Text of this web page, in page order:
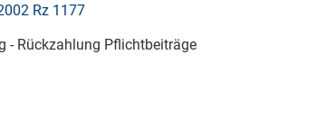
Rz 1177
- Rückzahlung Pflichtbeiträge